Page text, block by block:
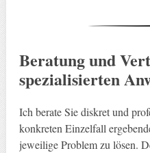
Beratung und
spezialisierten
Ich berate Sie diskret und
konkreten Einzelfall
jeweilige Problem zu lösen.